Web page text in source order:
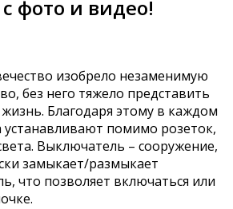
фото и видео!
изобрело незаменимую
без него тяжело представить
Благодаря этому в каждом
помимо розеток,
Выключатель – сооружение,
замыкает/размыкает
что позволяет включаться или